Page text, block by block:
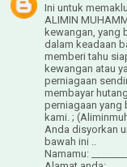
Ini untuk
ALIMIN
kewangan, yang
dalam keadaan
memberi tahu
kewangan atau
perniagaan
membayar
perniagaan yang
kami. ;
Anda disyorkan
bawah ini ..
Namamu: